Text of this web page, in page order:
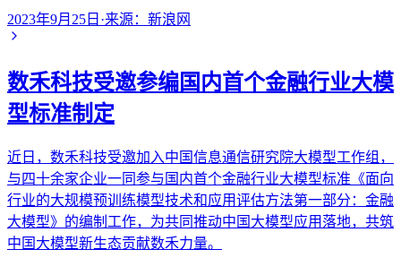
2023年9月25日 ·来源： 新浪网
数禾科技受邀参编国内首个金融行业大模
型标准制定
近日，数禾科技受邀加入中国信息通信研究院大模型工作组，
与四十余家企业一同参与国内首个金融行业大模型标准《面向
行业的大规模预训练模型技术和应用评估方法第一部分：金融
大模型》的编制工作，为共同推动中国大模型应用落地，共筑
中国大模型新生态贡献数禾力量。